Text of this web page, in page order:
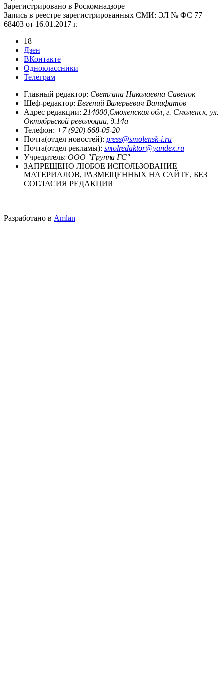
Зарегистрировано в Роскомнадзоре
Запись в реестре зарегистрированных СМИ: ЭЛ № ФС 77 –
68403 от 16.01.2017 г.
18+
Дзен
ВКонтакте
Одноклассники
Телеграм
Главный редактор: Светлана Николаевна Савенок
Шеф-редактор: Евгений Валерьевич Ванифатов
Адрес редакции: 214000,Смоленская обл, г. Смоленск, ул.
Октябрьской революции, д.14а
Телефон: +7 (920) 668-05-20
Почта(отдел новостей): press@smolensk-i.ru
Почта(отдел рекламы): smolredaktor@yandex.ru
Учредитель: ООО "Группа ГС"
ЗАПРЕЩЕНО ЛЮБОЕ ИСПОЛЬЗОВАНИЕ
МАТЕРИАЛОВ, РАЗМЕЩЕННЫХ НА САЙТЕ, БЕЗ
СОГЛАСИЯ РЕДАКЦИИ
Разработано в Amlan